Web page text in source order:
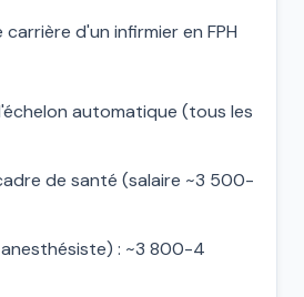
d'un infirmier en FPH
automatique (tous les
de santé (salaire ~3 500-
anesthésiste) : ~3 800-4